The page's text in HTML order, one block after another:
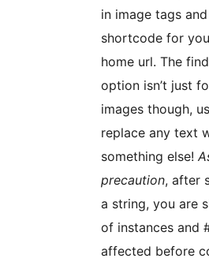
in image tags
shortcode for
home url. The
option isn’t just
images though,
replace any text
something else!
precaution, after
a string, you are
of instances and
affected before